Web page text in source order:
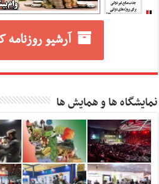
آرشیو
نمایشگاه ها و همایش ها